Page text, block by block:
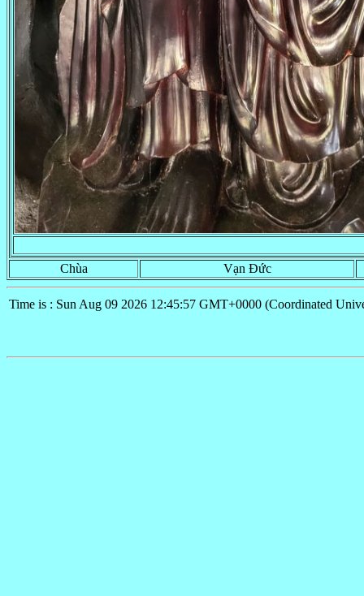
Chùa Vạn Đức
Time is : Sun Aug 09 2026 12:45:57 GMT+0000 (Coordinated